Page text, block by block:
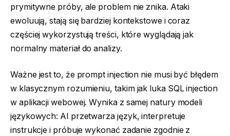
prymitywne próby, ale problem nie znika. Ataki
ewoluują, stają się bardziej kontekstowe i coraz
częściej wykorzystują treści, które wyglądają jak
normalny materiał do analizy.
Ważne jest to, że prompt injection nie musi być błędem
w klasycznym rozumieniu, takim jak luka SQL injection
w aplikacji webowej. Wynika z samej natury modeli
językowych: AI przetwarza język, interpretuje
instrukcje i próbuje wykonać zadanie zgodnie z